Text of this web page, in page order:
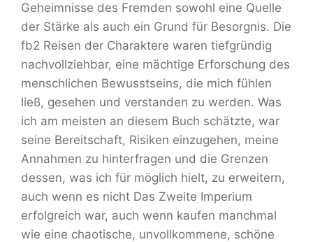
Geheimnisse des Fremden sowohl eine Quelle
der Stärke als auch ein Grund für Besorgnis. Die
fb2 Reisen der Charaktere waren tiefgründig
nachvollziehbar, eine mächtige Erforschung des
menschlichen Bewusstseins, die mich fühlen
ließ, gesehen und verstanden zu werden. Was
ich am meisten an diesem Buch schätzte, war
seine Bereitschaft, Risiken einzugehen, meine
Annahmen zu hinterfragen und die Grenzen
dessen, was ich für möglich hielt, zu erweitern,
auch wenn es nicht Das Zweite Imperium
erfolgreich war, auch wenn kaufen manchmal
wie eine chaotische, unvollkommene, schöne